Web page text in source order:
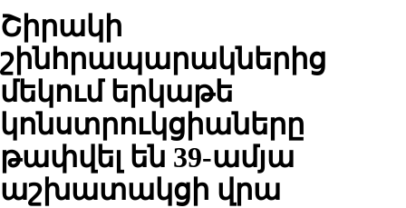
Շիրակի
շինհրապարակներից
մեկում երկաթե
կոնստրուկցիաները
թափվել են 39-ամյա
աշխատակցի վրա